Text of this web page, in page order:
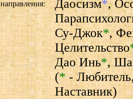
направления:
Даосизм*,
Су-Джок*,
Целительство
Дао Инь*,
(*-
Наставник)